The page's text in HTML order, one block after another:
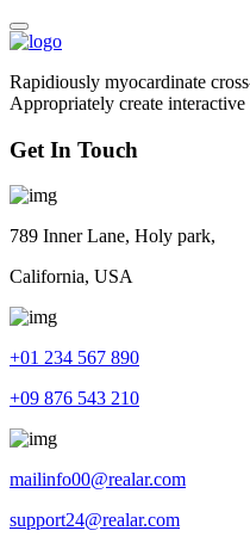
Rapidiously myocardinate
Appropriately create interactive
Get In Touch
789 Inner Lane, Holy park,
California, USA
+01 234 567 890
+09 876 543 210
mailinfo00@realar.com
support24@realar.com